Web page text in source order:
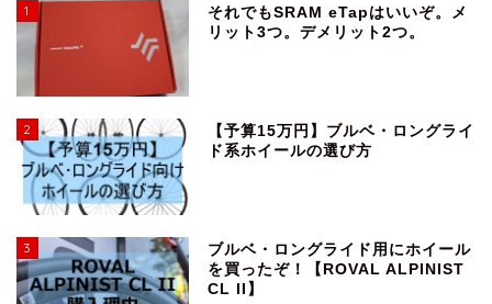
1
それでもSRAM eTapはいいぞ。メ
リット3つ。デメリット2つ。
2
【予算15万円】ブルベ・ロングライ
ド系ホイールの選び方
3
ブルベ・ロングライド用にホイール
を買ったぞ！【ROVAL ALPINIST
CL II】